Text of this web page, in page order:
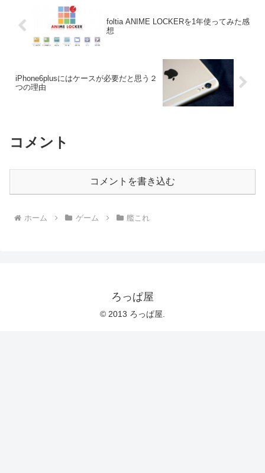
foltia ANIME LOCKERを1年使ってみた感
想
iPhone6plusにはケースが必要だと思う２
つの理由
コメント
コメントを書き込む
ホーム ゲーム 艦これ
ろっぱ屋
© 2013 ろっぱ屋.